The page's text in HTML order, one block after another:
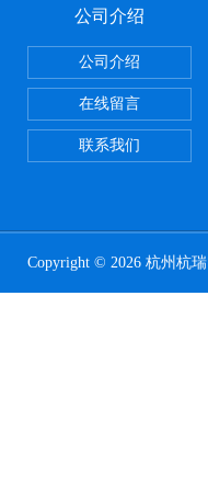
公司介绍
公司介绍
在线留言
联系我们
Copyright © 2026 杭州杭